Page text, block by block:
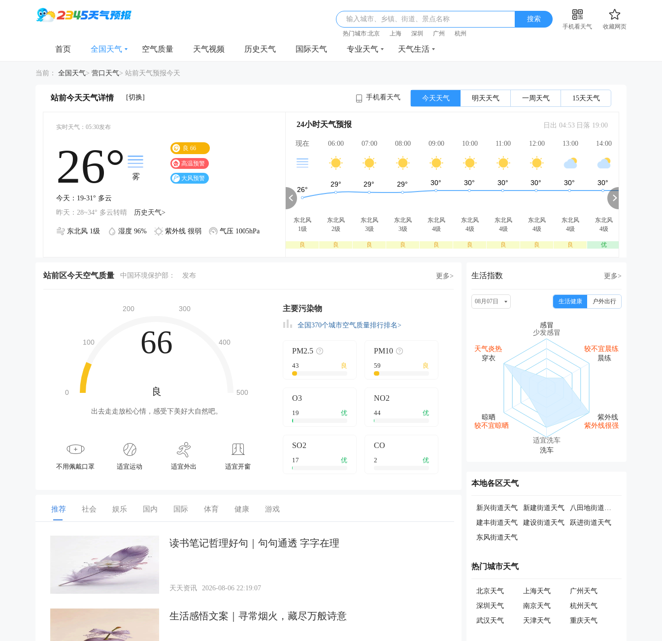
输入城市、乡镇、街道、景点名称 搜索
手机看天气
收藏网页
热门城市:北京 上海 深圳 广州 杭州
首页 全国天气 空气质量 天气视频 历史天气 国际天气 专业天气 天气生活
当前： 全国天气> 营口天气> 站前天气预报今天
站前今天天气详情 [切换] 手机看天气 今天天气 明天天气 一周天气 15天天气
实时天气：05:30发布
26° 雾
良 66
高温预警
大风预警
今天：19-31° 多云
昨天：28~34° 多云转晴
历史天气>
东北风 1级 湿度 96% 紫外线 很弱 气压 1005hPa
24小时天气预报 日出 04:53 日落 19:00
现在
东北风
1级
良
06:00
东北风
2级
良
07:00
东北风
3级
良
08:00
东北风
3级
良
09:00
东北风
4级
良
10:00
东北风
4级
良
11:00
东北风
4级
良
12:00
东北风
4级
良
13:00
东北风
4级
良
14:00
东北风
4级
优
站前区今天空气质量 中国环境保护部： 发布 更多>
66
良
出去走走放松心情，感受下美好大自然吧。
不用佩戴口罩 适宜运动 适宜外出 适宜开窗
主要污染物
全国370个城市空气质量排行排名>
PM2.5
43 良
PM10
59 良
O3
19 优
NO2
44 优
SO2
17 优
CO
2 优
推荐 社会 娱乐 国内 国际 体育 健康 游戏
读书笔记哲理好句｜句句通透 字字在理
天天资讯 2026-08-06 22:19:07
生活感悟文案｜寻常烟火，藏尽万般诗意
生活指数 更多>
08月07日 生活健康 户外出行
少发感冒
天气炎热
较不宜晾晒
适宜洗车
紫外线很强
较不宜晨练
本地各区天气
新兴街道天气 新建街道天气
八田地街道天气
建丰街道天气
建设街道天气
跃进街道天气
东风街道天气
热门城市天气
北京天气 上海天气
广州天气
深圳天气
南京天气
杭州天气
武汉天气
天津天气 重庆天气